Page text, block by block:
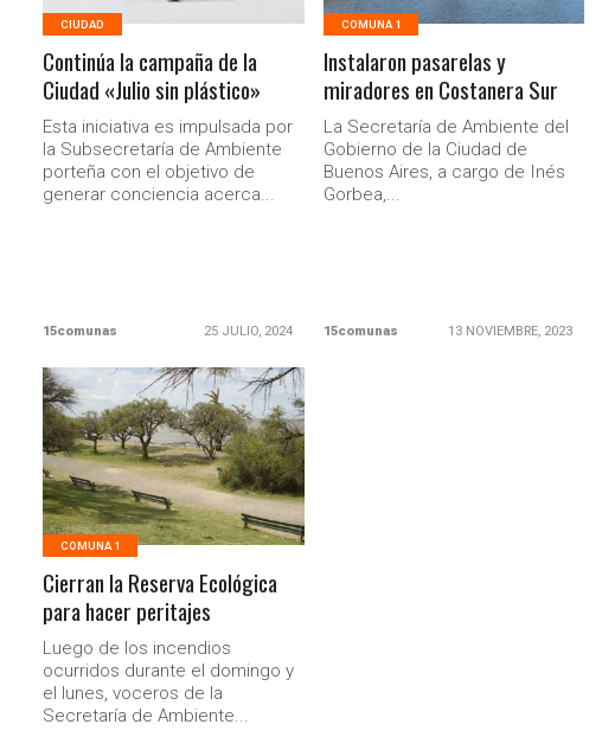
CIUDAD
Continúa la campaña de la
Ciudad «Julio sin plástico»
Esta iniciativa es impulsada por
la Subsecretaría de Ambiente
porteña con el objetivo de
generar conciencia acerca...
15comunas 25 JULIO, 2024
COMUNA 1
Instalaron pasarelas y
miradores en Costanera Sur
La Secretaría de Ambiente del
Gobierno de la Ciudad de
Buenos Aires, a cargo de Inés
Gorbea,...
15comunas 13 NOVIEMBRE, 2023
LEER MAS
COMUNA 1
Cierran la Reserva Ecológica
para hacer peritajes
Luego de los incendios
ocurridos durante el domingo y
el lunes, voceros de la
Secretaría de Ambiente...